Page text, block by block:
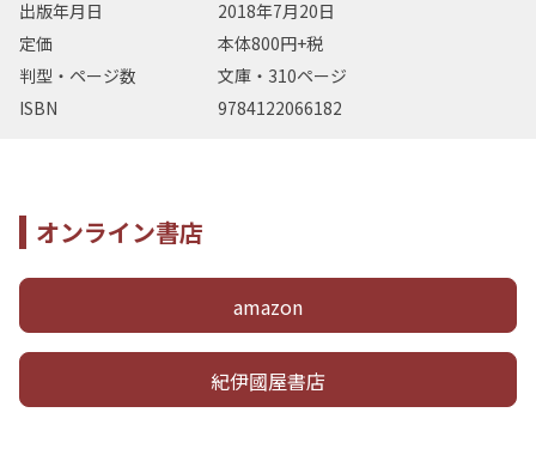
出版年月日
2018年7月20日
定価
本体800円+税
判型・ページ数
文庫・310ページ
ISBN
9784122066182
オンライン書店
amazon
紀伊國屋書店